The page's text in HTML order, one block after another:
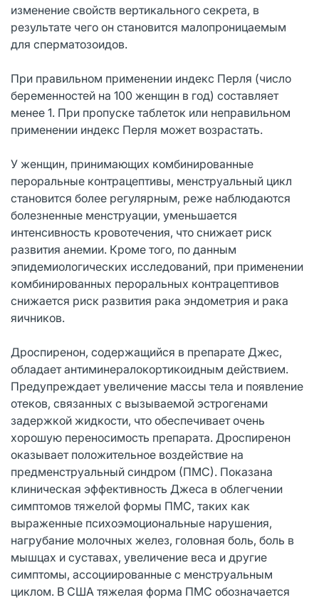
изменение свойств вертикального секрета, в
результате чего он становится малопроницаемым
для сперматозоидов.
При правильном применении индекс Перля (число
беременностей на 100 женщин в год) составляет
менее 1. При пропуске таблеток или неправильном
применении индекс Перля может возрастать.
У женщин, принимающих комбинированные
пероральные контрацептивы, менструальный цикл
становится более регулярным, реже наблюдаются
болезненные менструации, уменьшается
интенсивность кровотечения, что снижает риск
развития анемии. Кроме того, по данным
эпидемиологических исследований, при применении
комбинированных пероральных контрацептивов
снижается риск развития рака эндометрия и рака
яичников.
Дроспиренон, содержащийся в препарате Джес,
обладает антиминералокортикоидным действием.
Предупреждает увеличение массы тела и появление
отеков, связанных с вызываемой эстрогенами
задержкой жидкости, что обеспечивает очень
хорошую переносимость препарата. Дроспиренон
оказывает положительное воздействие на
предменструальный синдром (ПМС). Показана
клиническая эффективность Джеса в облегчении
симптомов тяжелой формы ПМС, таких как
выраженные психоэмоциональные нарушения,
нагрубание молочных желез, головная боль, боль в
мышцах и суставах, увеличение веса и другие
симптомы, ассоциированные с менструальным
циклом. В США тяжелая форма ПМС обозначается